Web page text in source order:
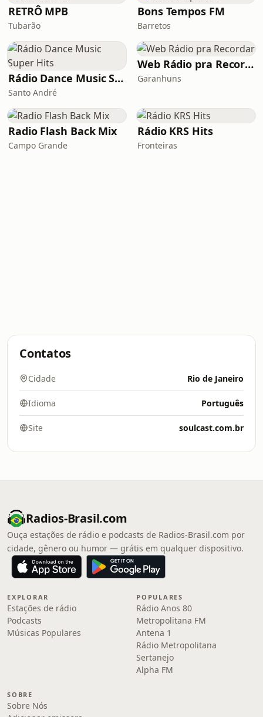
RETRÔ MPB
Tubarão
Bons Tempos FM
Barretos
Rádio Dance Music Super Hits
Santo André
Web Rádio pra Recordar
Garanhuns
Radio Flash Back Mix
Campo Grande
Rádio KRS Hits
Fronteiras
Contatos
Cidade Rio de Janeiro
Idioma Português
Site soulcast.com.br
Radios-Brasil.com
Ouça estações de rádio e podcasts de Radios-Brasil.com por
cidade, gênero ou humor — grátis em qualquer dispositivo.
EXPLORAR
Estações de rádio
Podcasts
Músicas Populares
POPULARES
Rádio Anos 80
Metropolitana FM
Antena 1
Rádio Metropolitana
Sertanejo
Alpha FM
SOBRE
Sobre Nós